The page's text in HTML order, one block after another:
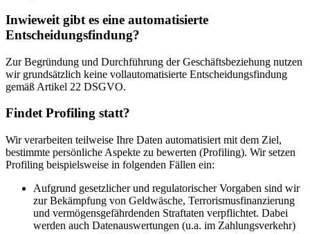
Inwieweit gibt es eine automatisierte
Entscheidungsfindung?
Zur Begründung und Durchführung der Geschäftsbeziehung nutzen
wir grundsätzlich keine vollautomatisierte Entscheidungsfindung
gemäß Artikel 22 DSGVO.
Findet Profiling statt?
Wir verarbeiten teilweise Ihre Daten automatisiert mit dem Ziel,
bestimmte persönliche Aspekte zu bewerten (Profiling). Wir setzen
Profiling beispielsweise in folgenden Fällen ein:
Aufgrund gesetzlicher und regulatorischer Vorgaben sind wir
zur Bekämpfung von Geldwäsche, Terrorismusfinanzierung
und vermögensgefährdenden Straftaten verpflichtet. Dabei
werden auch Datenauswertungen (u.a. im Zahlungsverkehr)